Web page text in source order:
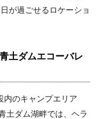
が過ごせるロケーショ
土ダムエコーバレ
内のキャンプエリア
土ダム湖畔では、ヘラ